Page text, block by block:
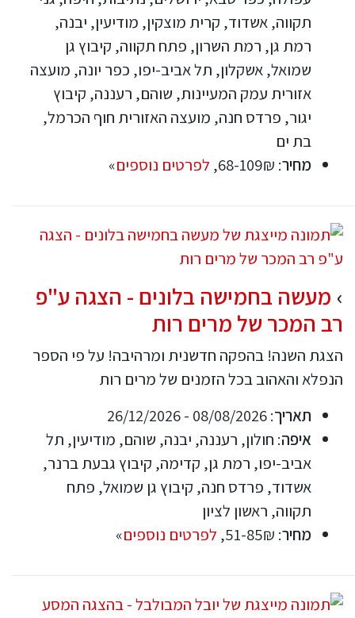
תקווה, אשדוד, קרית מוצקין, מודיעין, יבנה,
רמת גן, רמת השרון, פתח תקווה, קיבוץ גן
שמואל, אשקלון, תל אביב-יפו, כפר יונה, מועצה
אזורית עמק המעיינות, שוהם, רעננה, קיבוץ
יגור, פרדס חנה, מועצה האזורית חוף הכרמל,
בת ים
מחיר: 68-109₪, לפרטים נוספים»
מעשה בחמישה בלונים - הצגה ע"פ
רב המכר של מרים רות
הצגת השנה! בהפקה חדשנית ומרהיבה! על פי הספר
הנפלא והאהוב בכל הזמנים של מרים רות
תאריך: 08/08/2026 - 26/12/2026
איפה: חולון, רעננה, יבנה, שוהם, מודיעין, תל
אביב-יפו, רמת גן, קדימה, קיבוץ גבעת ברנר,
אשדוד, פרדס חנה, קיבוץ גן שמואל, פתח
תקווה, ראשון לציון
מחיר: 51-85₪, לפרטים נוספים»